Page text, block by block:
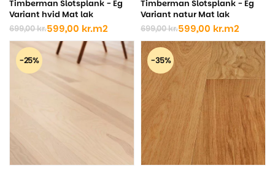
Timberman Slotsplank - Eg
Variant hvid Mat lak
699,00kr.
Den
oprindelige
pris
var:
699,00 kr..
599,00 kr.
Den
aktuelle
pris
er:
599,00 kr..
m2
Timberman Slotsplank - Eg
Variant natur Mat lak
699,00kr.
Den
oprindelige
pris
var:
699,00 kr..
599,00 kr.
Den
aktuelle
pris
er:
599,00 kr..
m2
-25% -35%